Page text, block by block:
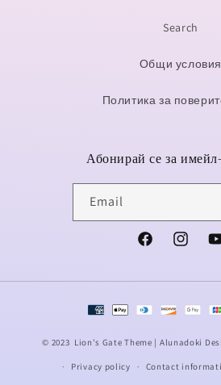
Search
Общи условия
Политика за
Абонирай се за
Email
Facebook
Payment
© 2023 Lion's Gate Theme | Alunadoki
Privacy policy Contact